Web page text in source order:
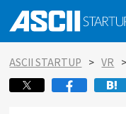
ASCII STARTUP VR